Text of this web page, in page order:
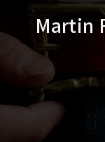
Martin